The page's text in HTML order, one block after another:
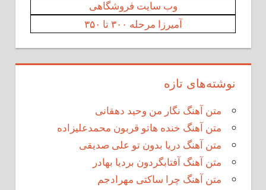
وب‌ سایت فروشگاهی
آمیرزا مرحله ۳۰۰ تا ۳۵۰
نوشته‌های تازه
متن آهنگ نگار من وحید دهقانی
متن آهنگ خنده هاتو قربون محمدعلیزاده
متن آهنگ دریا بدون تو علی صدیقی
متن آهنگ آفتابگردون بردیا بهادر
متن آهنگ چرا ساکتی مهرادجم